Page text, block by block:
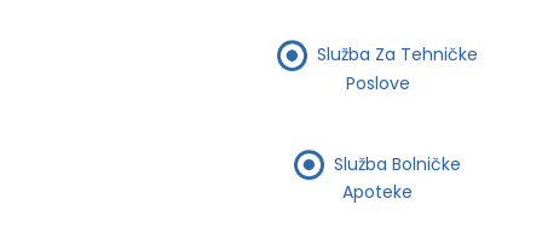
Služba Za Tehničke
Poslove
Služba Bolničke
Apoteke